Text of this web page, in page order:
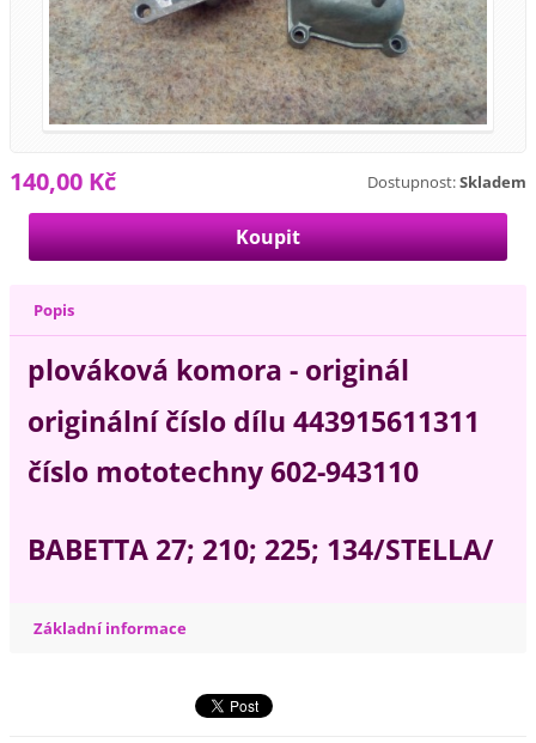
Dostupnost:Skladem
140,00 Kč
Popis
plováková komora - originál
originální číslo dílu 443915611311
číslo mototechny 602-943110
BABETTA 27; 210; 225; 134/STELLA/
Základní informace